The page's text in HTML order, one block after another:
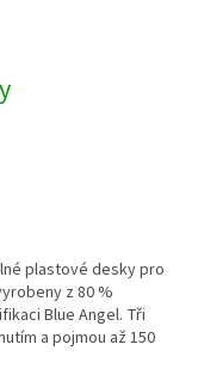
plastové desky pro
z 80 %
Blue Angel. Tři
a pojmou až 150